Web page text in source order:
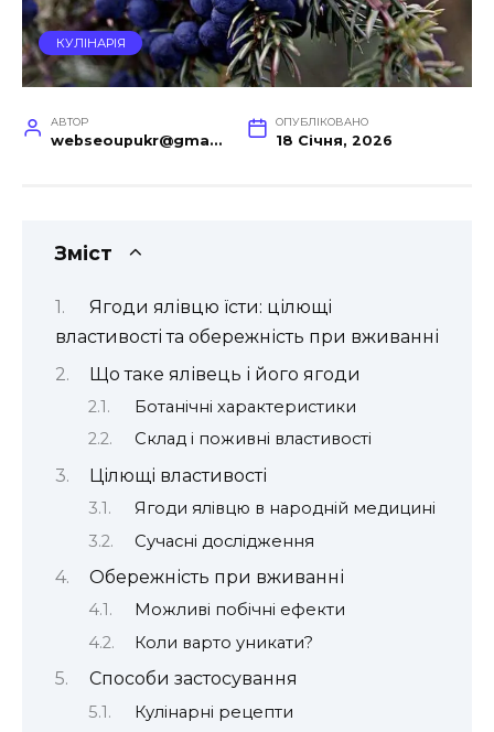
КУЛІНАРІЯ
АВТОР
webseoupukr@gmail.com
ОПУБЛІКОВАНО
18 Січня, 2026
Зміст
Ягоди ялівцю їсти: цілющі
властивості та обережність при вживанні
Що таке ялівець і його ягоди
Ботанічні характеристики
Склад і поживні властивості
Цілющі властивості
Ягоди ялівцю в народній медицині
Сучасні дослідження
Обережність при вживанні
Можливі побічні ефекти
Коли варто уникати?
Способи застосування
Кулінарні рецепти